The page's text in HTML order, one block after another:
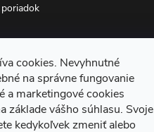
cookies. Nevyhnutné
na správne fungovanie
a marketingové cookies
základe vášho súhlasu. Svoje
kedykoľvek zmeniť alebo